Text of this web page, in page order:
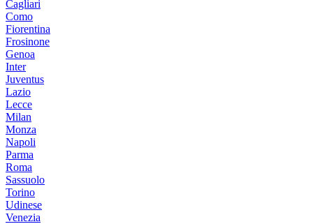
Cagliari
Como
Fiorentina
Frosinone
Genoa
Inter
Juventus
Lazio
Lecce
Milan
Monza
Napoli
Parma
Roma
Sassuolo
Torino
Udinese
Venezia